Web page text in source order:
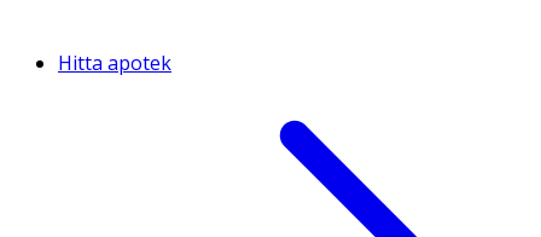
Hitta apotek